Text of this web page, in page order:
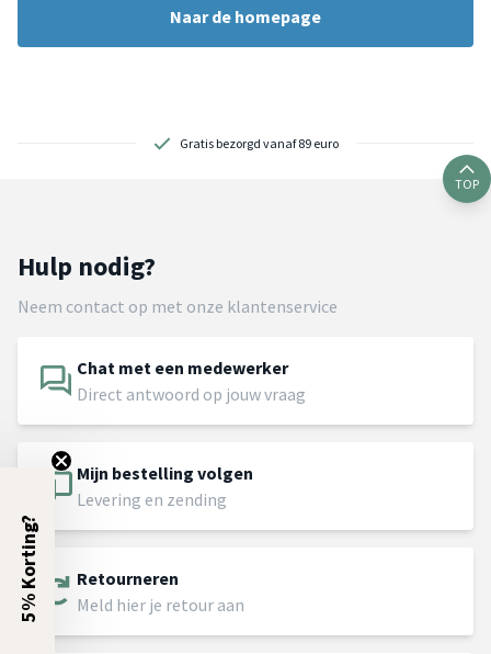
Naar de homepage
Gratis bezorgd vanaf 89 euro
TOP
Hulp nodig?
Neem contact op met onze klantenservice
Chat met een medewerker
Direct antwoord op jouw vraag
Mijn bestelling volgen
Levering en zending
Retourneren
Meld hier je retour aan
5% Korting?